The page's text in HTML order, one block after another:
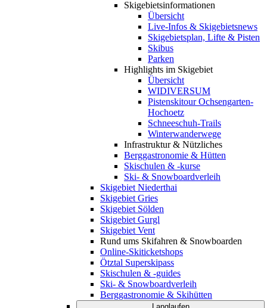
Skigebietsinformationen
Übersicht
Live-Infos & Skigebietsnews
Skigebietsplan, Lifte & Pisten
Skibus
Parken
Highlights im Skigebiet
Übersicht
WIDIVERSUM
Pistenskitour Ochsengarten-
Hochoetz
Schneeschuh-Trails
Winterwanderwege
Infrastruktur & Nützliches
Berggastronomie & Hütten
Skischulen & -kurse
Ski- & Snowboardverleih
Skigebiet Niederthai
Skigebiet Gries
Skigebiet Sölden
Skigebiet Gurgl
Skigebiet Vent
Rund ums Skifahren & Snowboarden
Online-Skiticketshops
Ötztal Superskipass
Skischulen & -guides
Ski- & Snowboardverleih
Berggastronomie & Skihütten